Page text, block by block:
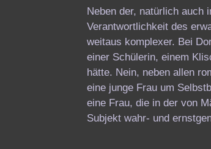
Neben der, natürlich auch
Verantwortlichkeit des
weitaus komplexer. Bei
einer Schülerin, einem
hätte. Nein, neben allen
eine junge Frau um
eine Frau, die in der von
Subjekt wahr- und